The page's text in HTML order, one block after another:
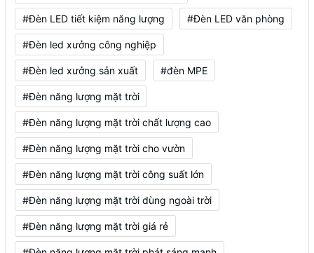
#Đèn LED tiết kiệm năng lượng #Đèn LED văn phòng
#Đèn led xưởng công nghiệp
#Đèn led xưởng sản xuất #đèn MPE
#Đèn năng lượng mặt trời
#Đèn năng lượng mặt trời chất lượng cao
#Đèn năng lượng mặt trời cho vườn
#Đèn năng lượng mặt trời công suất lớn
#Đèn năng lượng mặt trời dùng ngoài trời
#Đèn năng lượng mặt trời giá rẻ